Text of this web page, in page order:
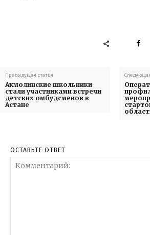
Предыдущая статья
Акмолинские школьники
стали участниками встречи
детских омбудсменов в
Астане
ОСТАВЬТЕ ОТВЕТ